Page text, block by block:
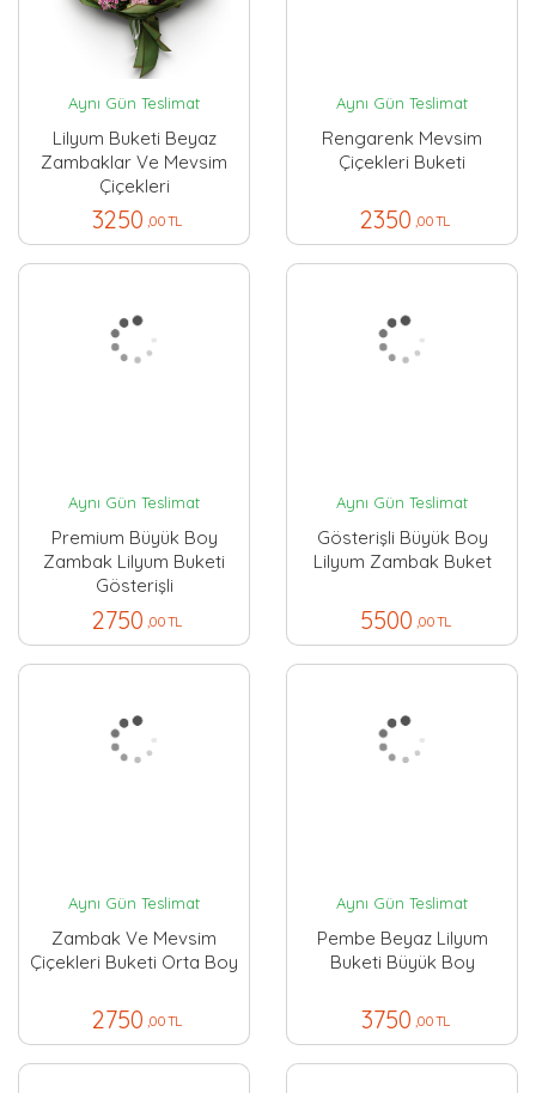
Aynı Gün Teslimat
Lilyum Buketi Beyaz
Zambaklar Ve Mevsim
Çiçekleri
3250 ,00 TL
Aynı Gün Teslimat
Rengarenk Mevsim
Çiçekleri Buketi
2350 ,00 TL
Aynı Gün Teslimat
Premium Büyük Boy
Zambak Lilyum Buketi
Gösterişli
2750 ,00 TL
Aynı Gün Teslimat
Gösterişli Büyük Boy
Lilyum Zambak Buket
5500 ,00 TL
Aynı Gün Teslimat
Zambak Ve Mevsim
Çiçekleri Buketi Orta Boy
2750 ,00 TL
Aynı Gün Teslimat
Pembe Beyaz Lilyum
Buketi Büyük Boy
3750 ,00 TL